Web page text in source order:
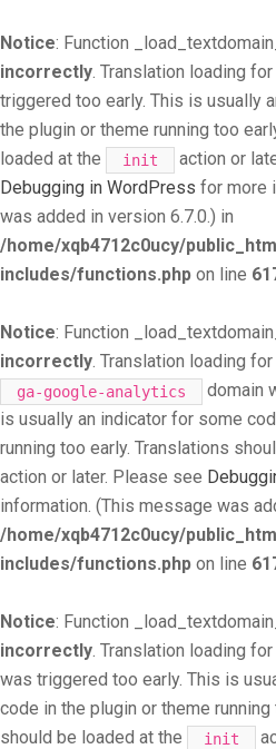
Notice: Function
incorrectly. Translation loading for
triggered too early. This is usually
the plugin or theme running too
loaded at the
init
action or
Debugging in WordPress for more
was added in version 6.7.0.) in
/home/xqb4712c0ucy/
includes/functions.php on line
Notice: Function
incorrectly. Translation loading for
ga-google-analytics
domain
is usually an indicator for some
running too early. Translations
action or later. Please see
information. (This message was
/home/xqb4712c0ucy/
includes/functions.php on line
Notice: Function
incorrectly. Translation loading for
was triggered too early. This is
code in the plugin or theme
should be loaded at the
init